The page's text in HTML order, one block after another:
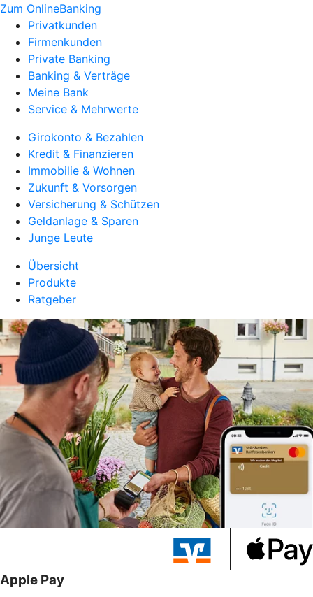
Zum OnlineBanking
Privatkunden
Firmenkunden
Private Banking
Banking & Verträge
Meine Bank
Service & Mehrwerte
Girokonto & Bezahlen
Kredit & Finanzieren
Immobilie & Wohnen
Zukunft & Vorsorgen
Versicherung & Schützen
Geldanlage & Sparen
Junge Leute
Übersicht
Produkte
Ratgeber
Apple Pay